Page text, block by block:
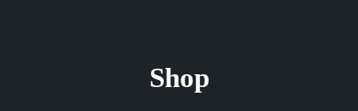
Shop